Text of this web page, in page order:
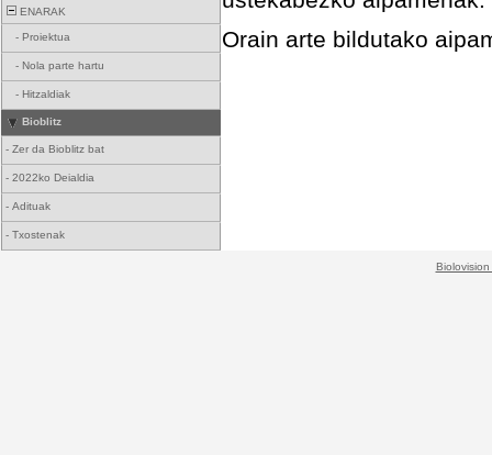
ENARAK
- Proiektua
- Nola parte hartu
- Hitzaldiak
Bioblitz
- Zer da Bioblitz bat
- 2022ko Deialdia
- Adituak
- Txostenak
Orain arte bildutako
Biolovision